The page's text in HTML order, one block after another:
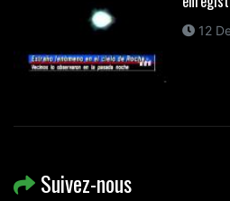
12
Suivez-nous